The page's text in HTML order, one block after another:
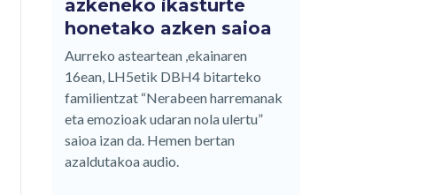
azkeneko ikasturte
honetako azken saioa
Aurreko asteartean ,ekainaren
16ean, LH5etik DBH4 bitarteko
familientzat “Nerabeen harremanak
eta emozioak udaran nola ulertu”
saioa izan da. Hemen bertan
azaldutakoa audio.